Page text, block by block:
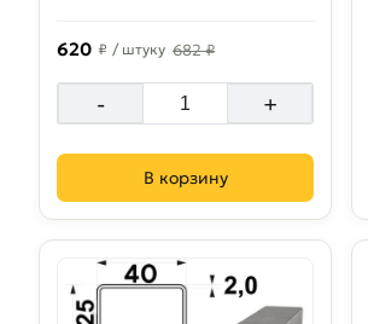
620 ₽ / штуку 682 ₽
- +
В корзину